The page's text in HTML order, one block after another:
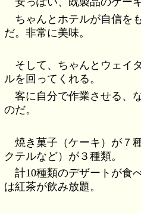
ちゃんとホテルが自信を
だ。非常に美味。
そして、ちゃんとウェイ
ルを回ってくれる。
客に自分で作業させる、
のだ。
焼き菓子（ケーキ）が７
クテルなど）が３種類。
計10種類のデザートが食
は紅茶が飲み放題。